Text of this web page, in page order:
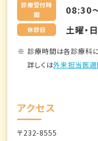
診療受付時
間
08:30
休診日 土曜・
診療時間は各診療科に
詳しくは外来担当医
アクセス
〒232-8555